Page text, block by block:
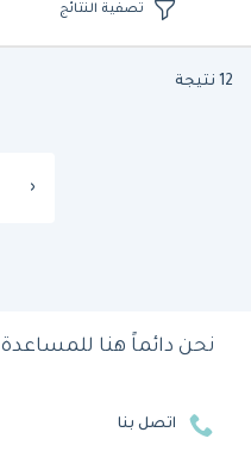
تصفية النتائج
12 نتيجة
‹
نحن دائماً هنا للمساعدة
اتصل بنا